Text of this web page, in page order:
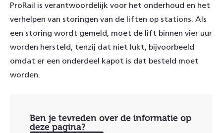
ProRail is verantwoordelijk voor het onderhoud en het
verhelpen van storingen van de liften op stations. Als
een storing wordt gemeld, moet de lift binnen vier uur
worden hersteld, tenzij dat niet lukt, bijvoorbeeld
omdat er een onderdeel kapot is dat besteld moet
worden.
Ben je tevreden over de informatie op
deze pagina?